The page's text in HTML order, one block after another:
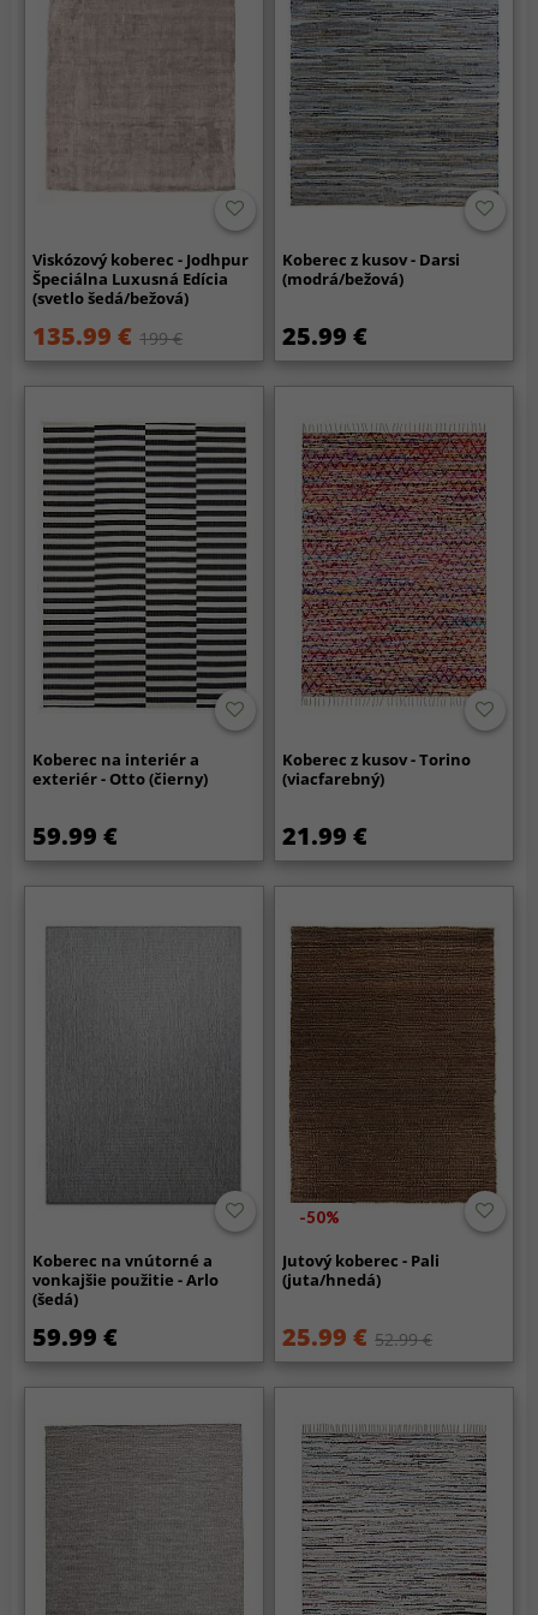
Viskózový koberec - Jodhpur
Špeciálna Luxusná Edícia
(svetlo šedá/bežová)
135.99 € 199 €
Koberec z kusov - Darsi
(modrá/bežová)
25.99 €
Koberec na interiér a
exteriér - Otto (čierny)
59.99 €
Koberec z kusov - Torino
(viacfarebný)
21.99 €
Koberec na vnútorné a
vonkajšie použitie - Arlo
(šedá)
59.99 €
-50%
Jutový koberec - Pali
(juta/hnedá)
25.99 € 52.99 €